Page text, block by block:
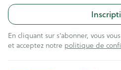
En cliquant sur s'abonner, vous
et acceptez notre politique de